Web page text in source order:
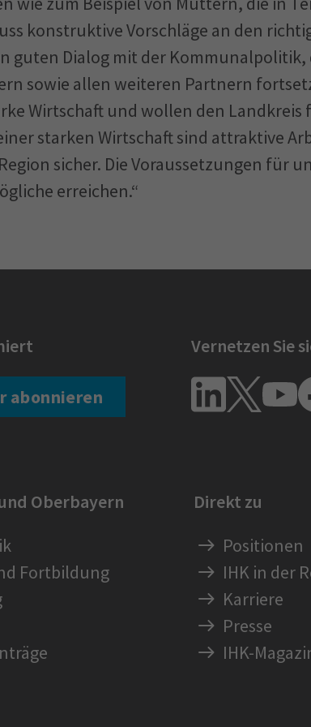
konstruktive Vorschläge an den
guten Dialog mit der Kommunalpolitik,
sowie allen weiteren Partnern
Wirtschaft und wollen den
starken Wirtschaft sind attraktive
sicher. Die Voraussetzungen für
erreichen.“
abonnieren
Vernetzen Sie
Oberbayern
Fortbildung
Direkt zu
Positionen
IHK in der
Karriere
Presse
IHK-